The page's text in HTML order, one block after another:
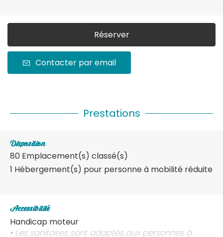
Réserver
Contacter par email
Prestations
Disposition
80 Emplacement(s) classé(s)
1 Hébergement(s) pour personne à mobilité réduite
Accessibilité
Handicap moteur
• Les sanitaires sont adaptés aux personnes à